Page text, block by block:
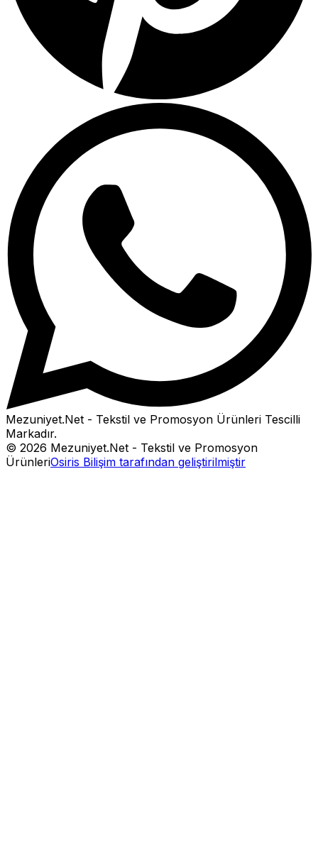
Mezuniyet.Net - Tekstil ve Promosyon Ürünleri Tescilli
Markadır.
© 2026 Mezuniyet.Net - Tekstil ve Promosyon
ÜrünleriOsiris Bilişim tarafından geliştirilmiştir